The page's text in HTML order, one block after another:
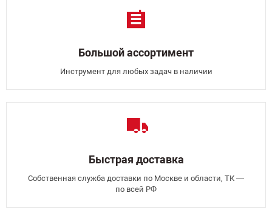
Большой ассортимент
Инструмент для любых задач в наличии
Быстрая доставка
Собственная служба доставки по Москве и области, ТК —
по всей РФ